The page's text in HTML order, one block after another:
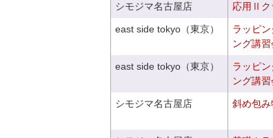
シモジマ名古屋店 応用Ⅱク
east side tokyo（東京）
ラッピ
ング講習
east side tokyo（東京）
ラッピ
ング講習
シモジマ名古屋店 斜め包